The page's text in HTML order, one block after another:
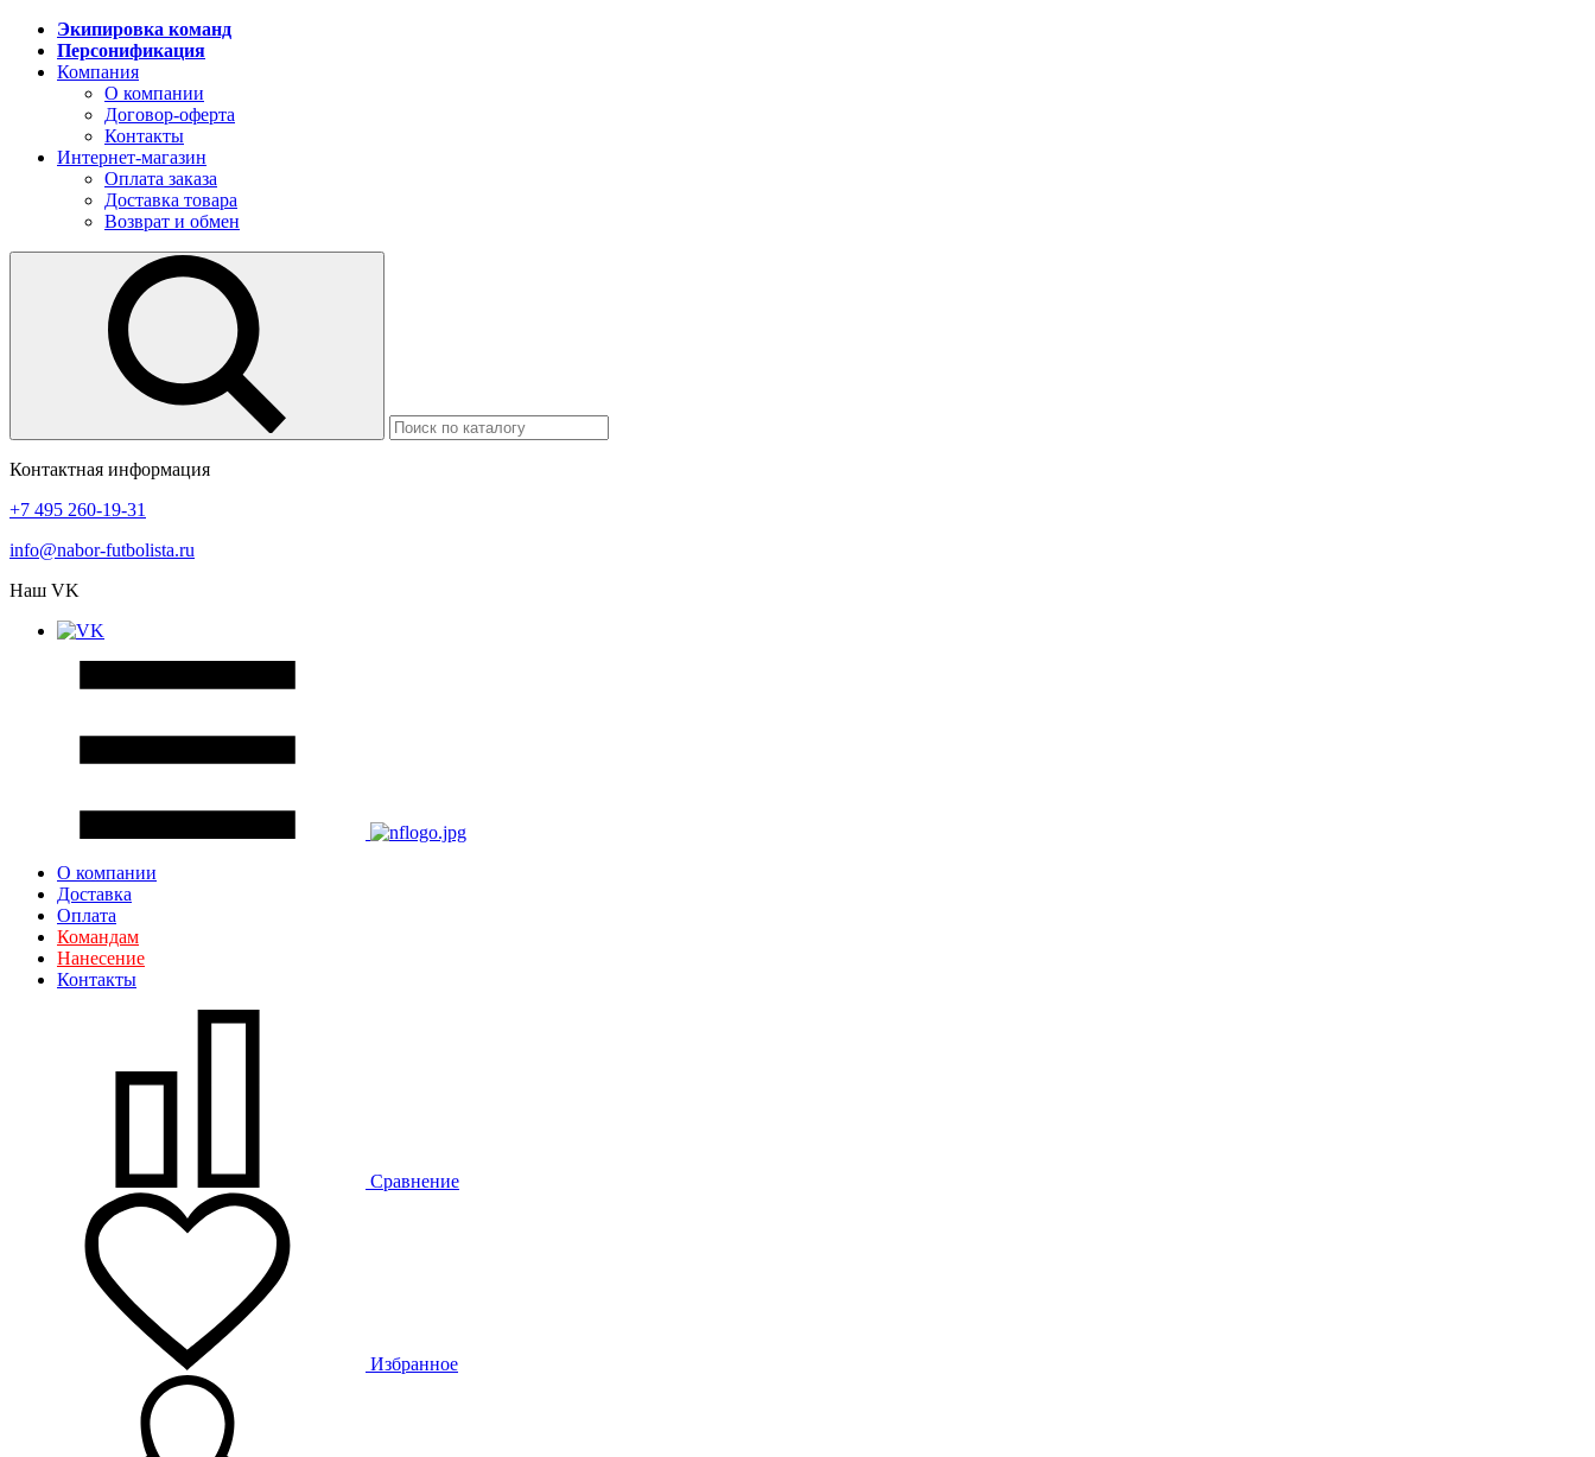
Экипировка команд
Персонификация
Компания
О компании
Договор-оферта
Контакты
Интернет-магазин
Оплата заказа
Доставка товара
Возврат и обмен
Контактная информация
+7 495 260-19-31
info@nabor-futbolista.ru
Наш VK
О компании
Доставка
Оплата
Командам
Нанесение
Контакты
Сравнение
Избранное